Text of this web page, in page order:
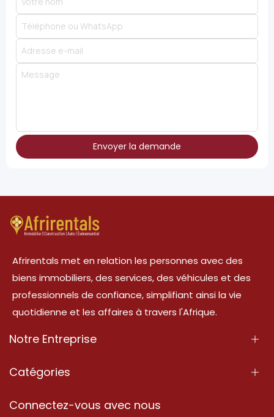
Envoyer la demande
Afrirentals met en relation les personnes avec des
biens immobiliers, des services, des véhicules et des
professionnels de confiance, simplifiant ainsi la vie
quotidienne et les affaires à travers l'Afrique.
Notre Entreprise
À Propos
Catégories
Propriété
Connectez-vous avec nous